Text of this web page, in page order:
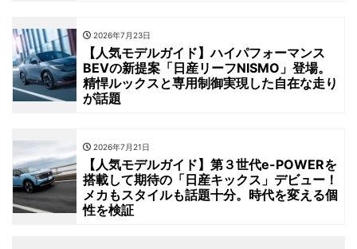
2026年7月23日
【人気モデルガイド】ハイパフォーマンス
BEVの新提案「日産リーフNISMO」登場。
精悍ルックスと専用制御実現した自在な走り
が話題
2026年7月21日
【人気モデルガイド】第３世代e-POWERを
搭載して期待の「日産キックス」デビュー！
メカもスタイルも話題十分。時代を変える個
性を検証